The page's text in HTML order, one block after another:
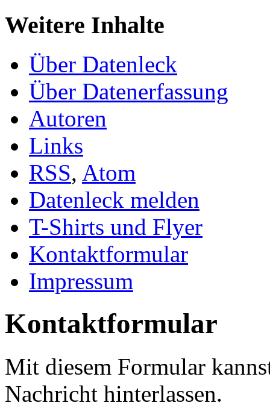
Weitere Inhalte
Über Datenleck
Über Datenerfassung
Autoren
Links
RSS, Atom
Datenleck melden
T-Shirts und Flyer
Kontaktformular
Impressum
Kontaktformular
Mit diesem Formular
Nachricht hinterlassen.